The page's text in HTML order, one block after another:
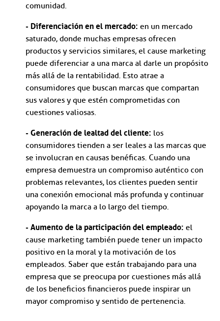
comunidad.
- Diferenciación en el mercado:en un mercado
saturado, donde muchas empresas ofrecen
productos y servicios similares, el cause marketing
puede diferenciar a una marca al darle un propósito
más allá de la rentabilidad. Esto atrae a
consumidores que buscan marcas que compartan
sus valores y que estén comprometidas con
cuestiones valiosas.
- Generación de lealtad del cliente: los
consumidores tienden a ser leales a las marcas que
se involucran en causas benéficas. Cuando una
empresa demuestra un compromiso auténtico con
problemas relevantes, los clientes pueden sentir
una conexión emocional más profunda y continuar
apoyando la marca a lo largo del tiempo.
- Aumento de la participación del empleado:el
cause marketing también puede tener un impacto
positivo en la moral y la motivación de los
empleados. Saber que están trabajando para una
empresa que se preocupa por cuestiones más allá
de los beneficios financieros puede inspirar un
mayor compromiso y sentido de pertenencia.